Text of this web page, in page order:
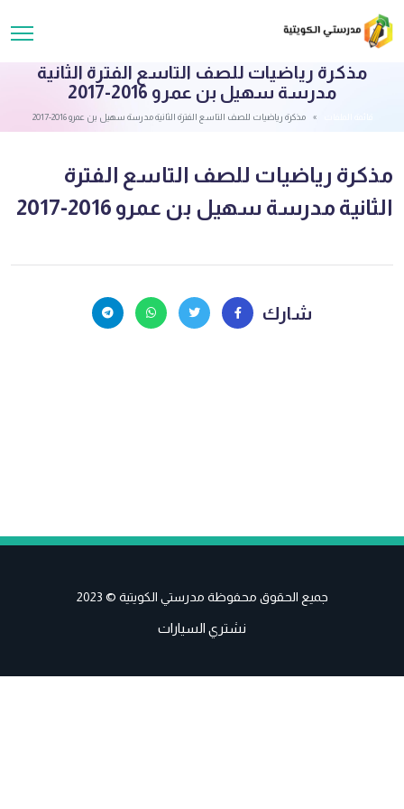
مذكرة رياضيات للصف التاسع الفترة الثانية
مدرسة سهيل بن عمرو 2016-2017
مذكرة رياضيات للصف التاسع الفترة الثانية مدرسة سهيل بن عمرو 2016-2017
مذكرة رياضيات للصف التاسع الفترة
الثانية مدرسة سهيل بن عمرو 2016-2017
شارك
جميع الحقوق محفوظة مدرستي الكويتية © 2023
نشتري السيارات